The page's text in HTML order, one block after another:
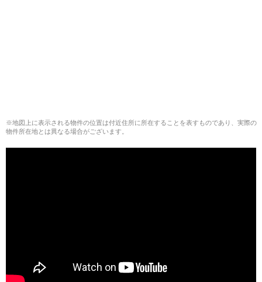
※地図上に表示される物件の位置は付近住所に所在することを表すものであり、実際の
物件所在地とは異なる場合がございます。